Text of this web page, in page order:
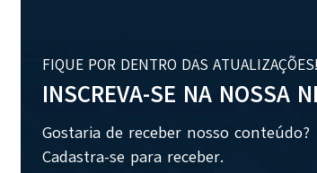
FIQUE POR DENTRO DAS ATUALIZAÇÕES!
INSCREVA-SE NA NOSSA
Gostaria de receber nosso conteúdo?
Cadastra-se para receber.